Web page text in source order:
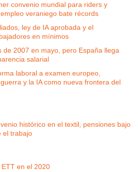
convenio mundial para riders y
veraniego bate récords
ley de IA aprobada y el
en mínimos
de 2007 en mayo, pero España llega
salarial
laboral a examen europeo,
y la IA como nueva frontera del
histórico en el textil, pensiones bajo
el trabajo
en el 2020